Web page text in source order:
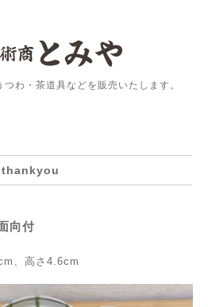
わ・茶道具などを販売いたします。
thankyou
向付
、高さ4.6cm